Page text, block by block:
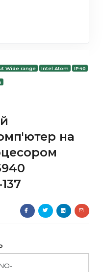
Wide range Intel Atom IP40
на